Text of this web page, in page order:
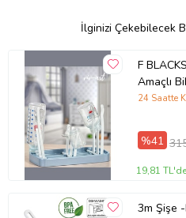
kahvenizi güvenle taşıyabilir,
hamlede ulaşabilirsiniz.
Çok Yönlü
Bu ürün yalnızca bebek arabaları
arabası, puset ve hatta bazı
şekilde tasarlanmıştır. Günlük
sağlar.
Güçlü Sabitleme
Ayarlanabilir sıkma aparatı
İlginizi Çekebilecek
F
Amaçlı
24 Saatte
%41
19,81
3m